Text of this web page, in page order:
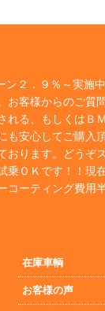
ン２．９％～実施
お客様からのご質
れる、もしくはＢ
も安心してご購入
おります。どうぞ
乗ＯＫです！！現
コーティング費用
在庫車輌
お客様の声